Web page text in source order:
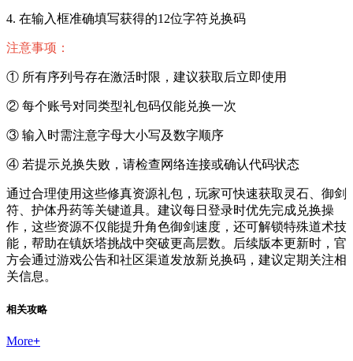
4. 在输入框准确填写获得的12位字符兑换码
注意事项：
① 所有序列号存在激活时限，建议获取后立即使用
② 每个账号对同类型礼包码仅能兑换一次
③ 输入时需注意字母大小写及数字顺序
④ 若提示兑换失败，请检查网络连接或确认代码状态
通过合理使用这些修真资源礼包，玩家可快速获取灵石、御剑
符、护体丹药等关键道具。建议每日登录时优先完成兑换操
作，这些资源不仅能提升角色御剑速度，还可解锁特殊道术技
能，帮助在镇妖塔挑战中突破更高层数。后续版本更新时，官
方会通过游戏公告和社区渠道发放新兑换码，建议定期关注相
关信息。
相关攻略
More+